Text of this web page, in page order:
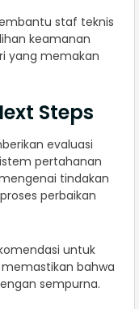
staf teknis
keamanan
yang memakan
Steps
evaluasi
pertahanan
tindakan
perbaikan
untuk
bahwa
sempurna.